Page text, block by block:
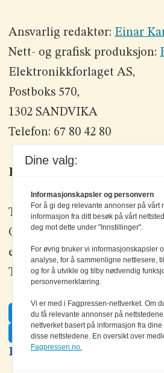
Ansvarlig redaktør: Einar
Nett- og grafisk produksjon:
Elektronikkforlaget AS,
Postboks 570,
1302 SANDVIKA
Telefon: 67 80 42 80
Kontakt oss
Tlf: +47 67 80 42 80
Olav Brunborgs vei 6, 1396
epost:
Tips oss:
Facebook
Twitter
LinkedIn
Dine valg:
Informasjonskapsler og personvern
For å gi deg relevante annonser på vårt
informasjon fra ditt besøk på vårt
deg mot dette under "Innstillinger".
For øvrig bruker vi informasjonskapsler
analyse, for å sammenligne nettlesere,
og for å utvikle og tilby nødvendig
personvernerklæring.
Vi er med i Fagpressen-nettverket. Om
du få relevante annonser på
nettverket basert på informasjon fra
disse nettstedene. En oversikt over
Fagpressen.no.